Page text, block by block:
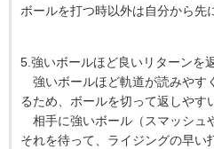
ボールを打つ時以外は自分から先
5.強いボールほど良いリターンを
強いボールほど軌道が読みやす
るため、ボールを切って返しやす
相手に強いボール（スマッシュ
それを待って、ライジングの早い